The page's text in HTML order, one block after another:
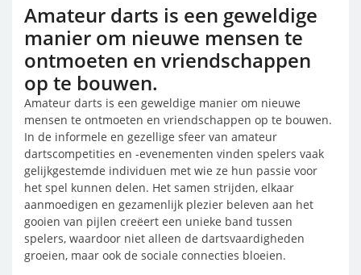
Amateur darts is een geweldige
manier om nieuwe mensen te
ontmoeten en vriendschappen
op te bouwen.
Amateur darts is een geweldige manier om nieuwe
mensen te ontmoeten en vriendschappen op te bouwen.
In de informele en gezellige sfeer van amateur
dartscompetities en -evenementen vinden spelers vaak
gelijkgestemde individuen met wie ze hun passie voor
het spel kunnen delen. Het samen strijden, elkaar
aanmoedigen en gezamenlijk plezier beleven aan het
gooien van pijlen creëert een unieke band tussen
spelers, waardoor niet alleen de dartsvaardigheden
groeien, maar ook de sociale connecties bloeien.